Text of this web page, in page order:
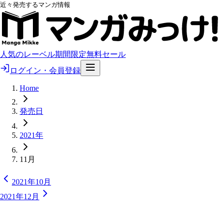
近々発売するマンガ情報
人気のレーベル期間限定無料セール
ログイン・会員登録
Home
発売日
2021年
11月
2021年10月
2021年12月